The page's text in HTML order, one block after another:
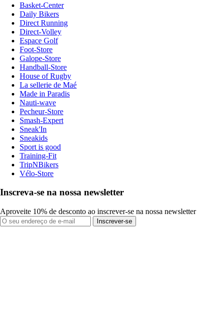
Basket-Center
Daily Bikers
Direct Running
Direct-Volley
Espace Golf
Foot-Store
Galope-Store
Handball-Store
House of Rugby
La sellerie de Maé
Made in Paradis
Nauti-wave
Pecheur-Store
Smash-Expert
Sneak'In
Sneakids
Sport is good
Training-Fit
TripNBikers
Vélo-Store
Inscreva-se na nossa newsletter
Aproveite 10% de desconto ao inscrever-se na nossa newsletter
Inscrever-se